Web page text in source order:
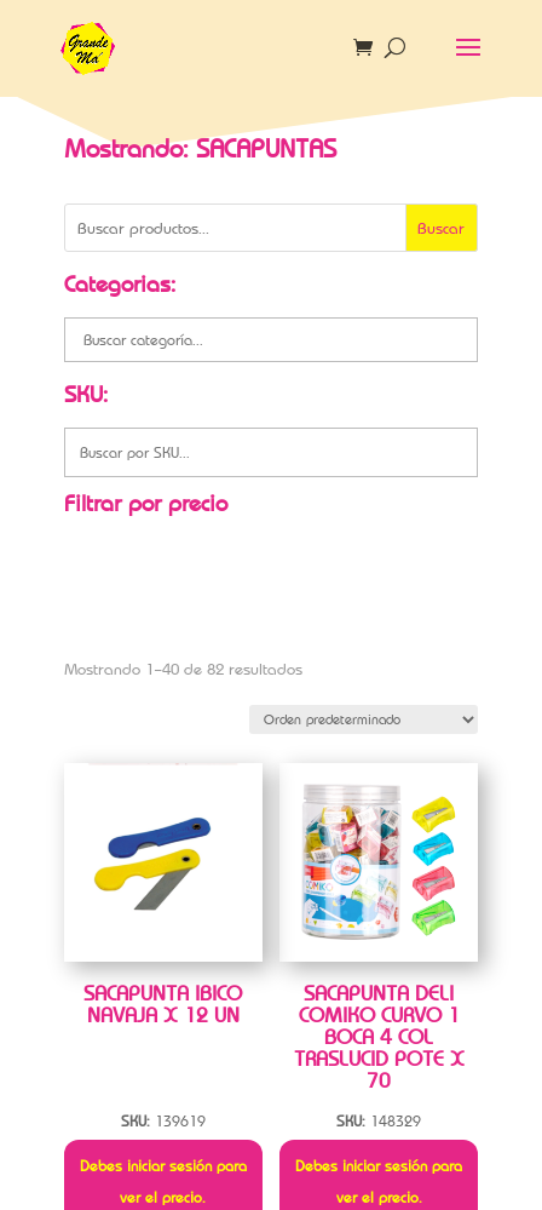
Mostrando: SACAPUNTAS
Buscar
Categorias:
SKU:
Filtrar por precio
Mostrando 1–40 de 82 resultados
SACAPUNTA IBICO
NAVAJA X 12 UN
SKU: 139619
Debes iniciar sesión para
ver el precio.
SACAPUNTA DELI
COMIKO CURVO 1
BOCA 4 COL
TRASLUCID POTE X
70
SKU: 148329
Debes iniciar sesión para
ver el precio.